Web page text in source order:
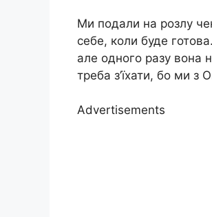
Ми подали на розлу
себе, коли буде
але одного разу вона
треба з’їхати, бо ми з
Advertisements